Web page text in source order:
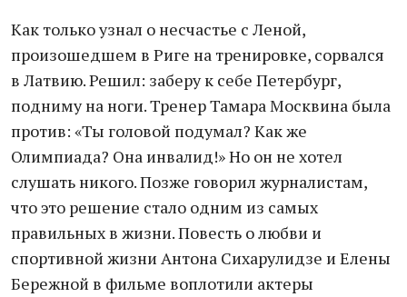
Как только узнал о несчастье с Леной,
произошедшем в Риге на тренировке, сорвался
в Латвию. Решил: заберу к себе Петербург,
подниму на ноги. Тренер Тамара Москвина была
против: «Ты головой подумал? Как же
Олимпиада? Она инвалид!» Но он не хотел
слушать никого. Позже говорил журналистам,
что это решение стало одним из самых
правильных в жизни. Повесть о любви и
спортивной жизни Антона Сихарулидзе и Елены
Бережной в фильме воплотили актеры